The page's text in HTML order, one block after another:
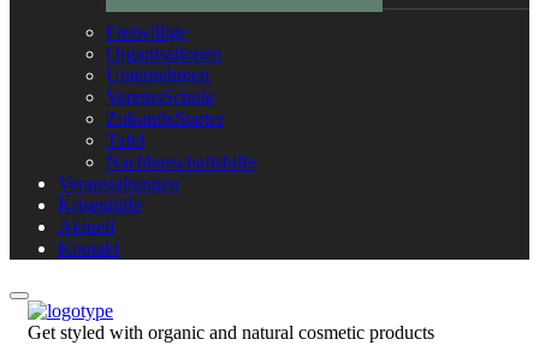
Freiwillige
Organisationen
Unternehmen
VereinsSchule
ZukunftsStarter
Tafel
Nachbarschaftshilfe
Veranstaltungen
Krisenhilfe
Aktuell
Kontakt
Get styled with organic and natural cosmetic products